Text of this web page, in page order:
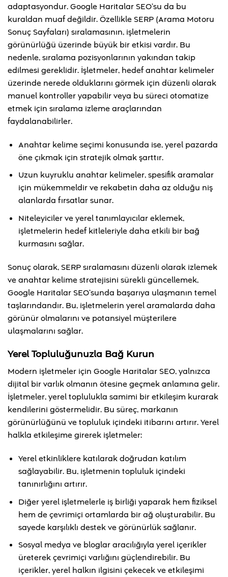
adaptasyondur. Google Haritalar SEO’su da bu
kuraldan muaf değildir. Özellikle SERP (Arama Motoru
Sonuç Sayfaları) sıralamasının, işletmelerin
görünürlüğü üzerinde büyük bir etkisi vardır. Bu
nedenle, sıralama pozisyonlarının yakından takip
edilmesi gereklidir. İşletmeler, hedef anahtar kelimeler
üzerinde nerede olduklarını görmek için düzenli olarak
manuel kontroller yapabilir veya bu süreci otomatize
etmek için sıralama izleme araçlarından
faydalanabilirler.
Anahtar kelime seçimi konusunda ise, yerel pazarda
öne çıkmak için stratejik olmak şarttır.
Uzun kuyruklu anahtar kelimeler, spesifik aramalar
için mükemmeldir ve rekabetin daha az olduğu niş
alanlarda fırsatlar sunar.
Niteleyiciler ve yerel tanımlayıcılar eklemek,
işletmelerin hedef kitleleriyle daha etkili bir bağ
kurmasını sağlar.
Sonuç olarak, SERP sıralamasını düzenli olarak izlemek
ve anahtar kelime stratejisini sürekli güncellemek,
Google Haritalar SEO’sunda başarıya ulaşmanın temel
taşlarındandır. Bu, işletmelerin yerel aramalarda daha
görünür olmalarını ve potansiyel müşterilere
ulaşmalarını sağlar.
Yerel Topluluğunuzla Bağ Kurun
Modern işletmeler için Google Haritalar SEO, yalnızca
dijital bir varlık olmanın ötesine geçmek anlamına gelir.
İşletmeler, yerel toplulukla samimi bir etkileşim kurarak
kendilerini göstermelidir. Bu süreç, markanın
görünürlüğünü ve topluluk içindeki itibarını artırır. Yerel
halkla etkileşime girerek işletmeler:
Yerel etkinliklere katılarak doğrudan katılım
sağlayabilir. Bu, işletmenin topluluk içindeki
tanınırlığını artırır.
Diğer yerel işletmelerle iş birliği yaparak hem fiziksel
hem de çevrimiçi ortamlarda bir ağ oluşturabilir. Bu
sayede karşılıklı destek ve görünürlük sağlanır.
Sosyal medya ve bloglar aracılığıyla yerel içerikler
üreterek çevrimiçi varlığını güçlendirebilir. Bu
içerikler, yerel halkın ilgisini çekecek ve etkileşimi